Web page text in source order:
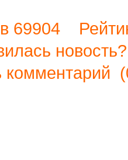
69904
комментарий